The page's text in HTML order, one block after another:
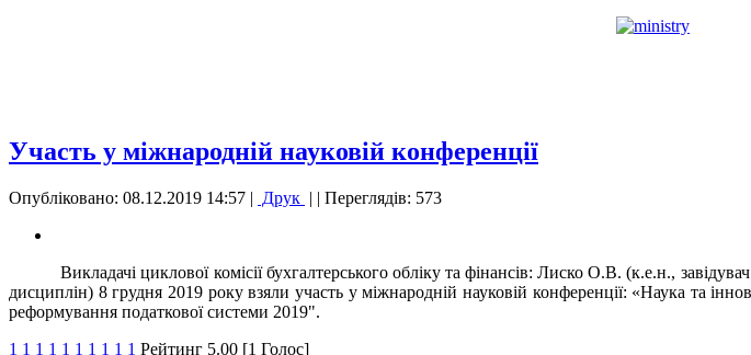
Участь у міжнародній науковій конференції
Опубліковано: 08.12.2019 14:57 | Друк | | Переглядів: 573
Викладачі циклової комісії бухгалтерського обліку та фінансів: Лиско О.В. (к.е.н.,
дисциплін) 8 грудня 2019 року взяли участь у міжнародній науковій конференції: «Наука та
реформування податкової системи 2019".
1 1 1 1 1 1 1 1 1 1 Рейтинг 5.00 [1 Голос]